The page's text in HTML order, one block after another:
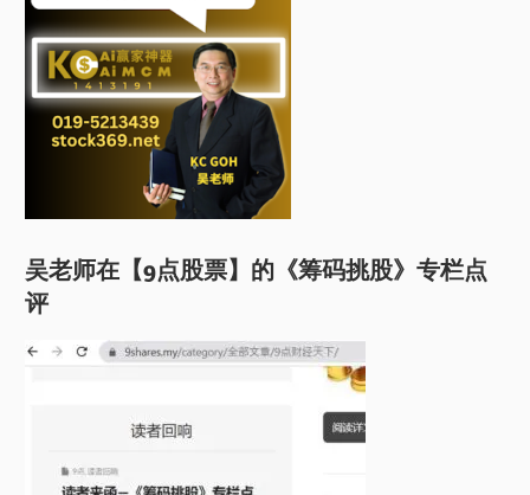
吴老师在【9点股票】的《筹码挑股》专栏点
评